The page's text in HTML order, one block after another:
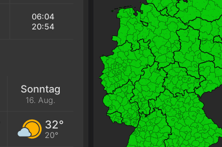
06:04
20:54
Sonntag
16. Aug.
32°
20°